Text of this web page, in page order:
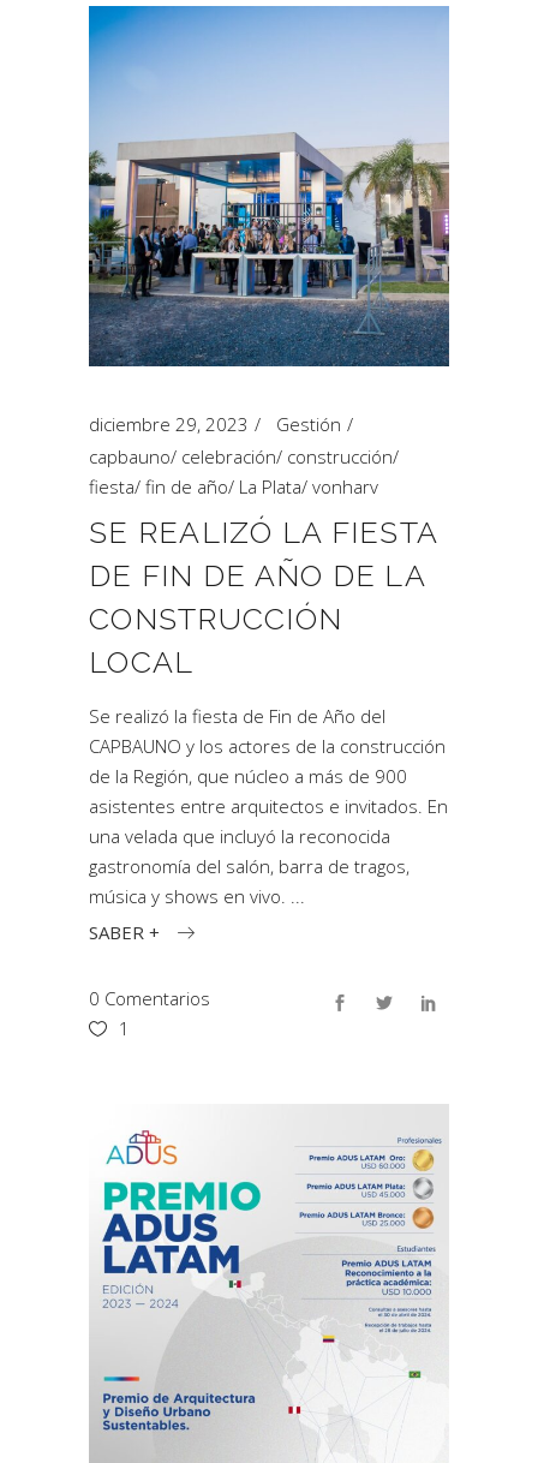
diciembre 29, 2023
Gestión
capbauno/ celebración/ construcción/
fiesta/ fin de año/ La Plata/ vonharv
SE REALIZÓ LA FIESTA
DE FIN DE AÑO DE LA
CONSTRUCCIÓN
LOCAL
Se realizó la fiesta de Fin de Año del
CAPBAUNO y los actores de la construcción
de la Región, que núcleo a más de 900
asistentes entre arquitectos e invitados. En
una velada que incluyó la reconocida
gastronomía del salón, barra de tragos,
música y shows en vivo.
SABER +
0 Comentarios
1